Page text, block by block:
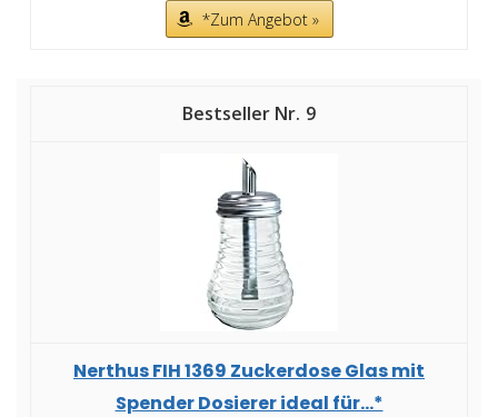
*Zum Angebot »
9
Nerthus FIH 1369 Zuckerdose Glas mit
Spender Dosierer ideal für...*